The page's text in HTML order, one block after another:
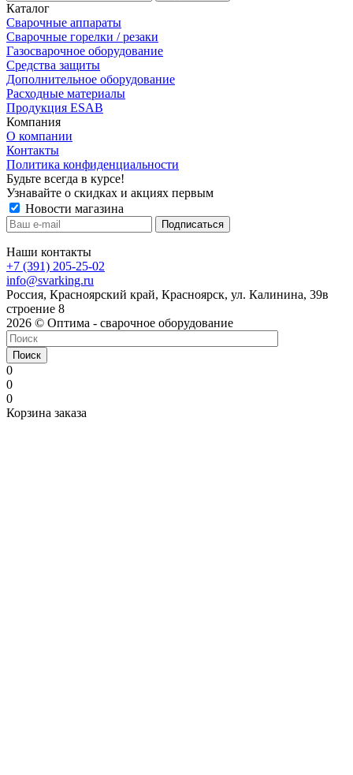
Каталог
Сварочные аппараты
Сварочные горелки / резаки
Газосварочное оборудование
Средства защиты
Дополнительное оборудование
Расходные материалы
Продукция ESAB
Компания
О компании
Контакты
Политика конфиденциальности
Будьте всегда в курсе!
Узнавайте о скидках и акциях первым
Новости магазина
Наши контакты
+7 (391) 205-25-02
info@svarking.ru
Россия, Красноярский край, Красноярск, ул. Калинина, 39в
строение 8
2026 © Оптима - сварочное оборудование
Поиск
0
0
0
Корзина заказа